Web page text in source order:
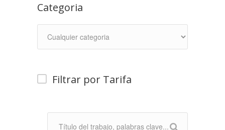
Categoria
Filtrar por Tarifa